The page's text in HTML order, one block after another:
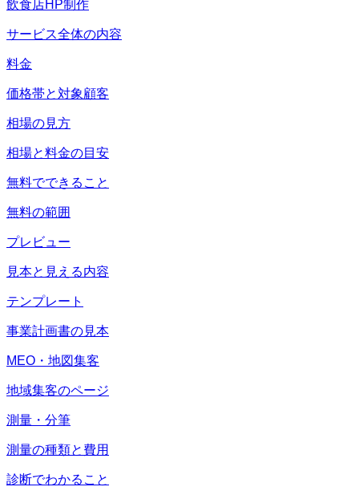
飲食店HP制作
サービス全体の内容
料金
価格帯と対象顧客
相場の見方
相場と料金の目安
無料でできること
無料の範囲
プレビュー
見本と見える内容
テンプレート
事業計画書の見本
MEO・地図集客
地域集客のページ
測量・分筆
測量の種類と費用
診断でわかること